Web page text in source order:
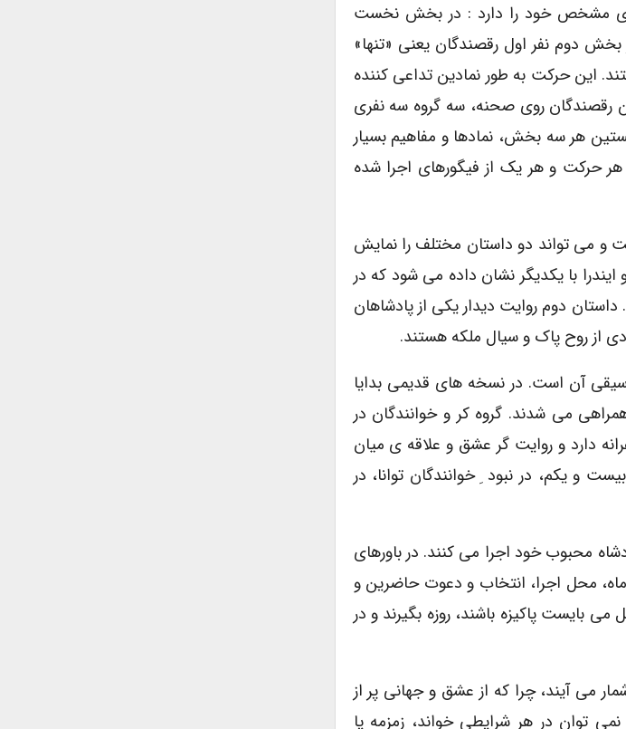
مشخص خود را دارد : در بخش نخست
دوم نفر اول رقصندگان یعنی «تنها»
این حرکت به طور نمادین تداعی کننده
رقصندگان روی صحنه، سه گروه سه نفری
هر سه بخش، نمادها و مفاهیم بسیار
حرکت و هر یک از فیگورهای اجرا شده
و می تواند دو داستان مختلف را نمایش
با یکدیگر نشان داده می شود که در
دوم روایت دیدار یکی از پادشاهان
از روح پاک و سیال ملکه هستند.
آن است. در نسخه های قدیمی بدایا
می شدند. گروه کر و خوانندگان در
دارد و روایت گر عشق و علاقه ی میان
۱۹۹۳: ۱۳۰). در نسخه های قرن بیست و یکم، در نبود ِ خوانندگان توانا، در
محبوب خود اجرا می کنند. در باورهای
ماه، محل اجرا، انتخاب و دعوت حاضرین و
بایست پاکیزه باشند، روزه بگیرند و در
می آیند، چرا که از عشق و جهانی پر از
توان در هر شرایطی خواند، زمزمه یا